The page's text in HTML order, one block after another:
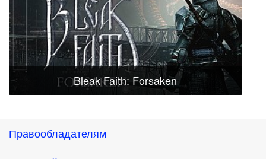
Bleak Faith: Forsaken
Правообладателям